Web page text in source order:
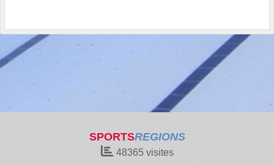
SPORTSREGIONS
48365visites